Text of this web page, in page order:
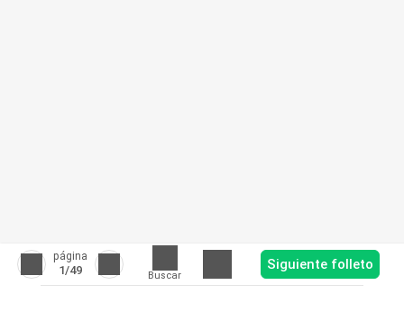
página
1/49 Buscar
Siguiente folleto